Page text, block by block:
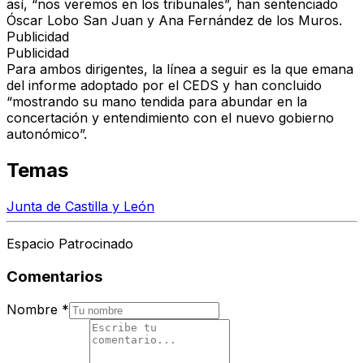
así, “nos veremos en los tribunales”, han sentenciado
Óscar Lobo San Juan y Ana Fernández de los Muros.
Publicidad
Publicidad
Para ambos dirigentes, la línea a seguir es la que emana
del informe adoptado por el CEDS y han concluido
“mostrando su mano tendida para abundar en la
concertación y entendimiento con el nuevo gobierno
autonómico”.
Temas
Junta de Castilla y León
Espacio Patrocinado
Comentarios
Nombre *